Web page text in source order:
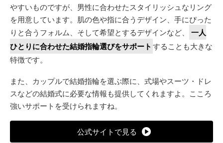
やすいものですが、男性に合わせたスタイリッシュなリング
を用意しています。肌の色や指に合うデザイン、手にぴった
りと合うフォルム、そして希望とするデザインなど、
一人
ひとりに合わせた結婚指輪選びをサポート することも大きな
特徴です。
また、カップルで結婚指輪を選ぶ際に、式場やスーツ・ドレ
スなどの結婚式に必要な情報も提供してくれますよ。こころ
強いサポートを受けられますね。
公式サイトで見る